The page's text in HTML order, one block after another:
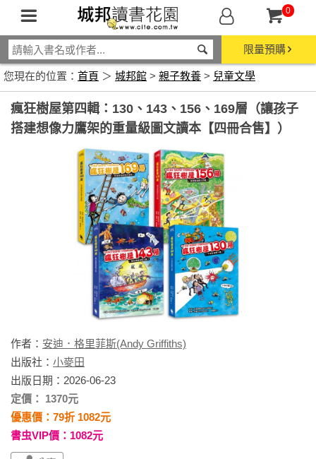
0
限量預購
您現在的位置： 首頁 ＞ 城邦館 > 親子教養 > 兒童文學
瘋狂樹屋第四輯：130、143、156、169層（讓孩子
搭建想像力鷹架的重量級圖文讀本【四冊合售】）
作者： 安迪．格里菲斯(Andy Griffiths)
出版社： 小麥田
出版日期：2026-06-23
定價： 1370元
優惠價：79折 1082元
書虫VIP價：1082元